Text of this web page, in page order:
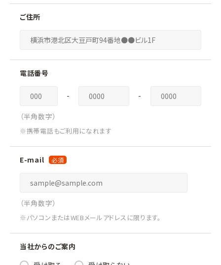
ご住所
電話番号
- -
（半角数字）
※携帯電話もご利用になれます
E-mail
（半角数字）
※パソコンまたはWEBメールアドレスに限ります。
当社からのご案内